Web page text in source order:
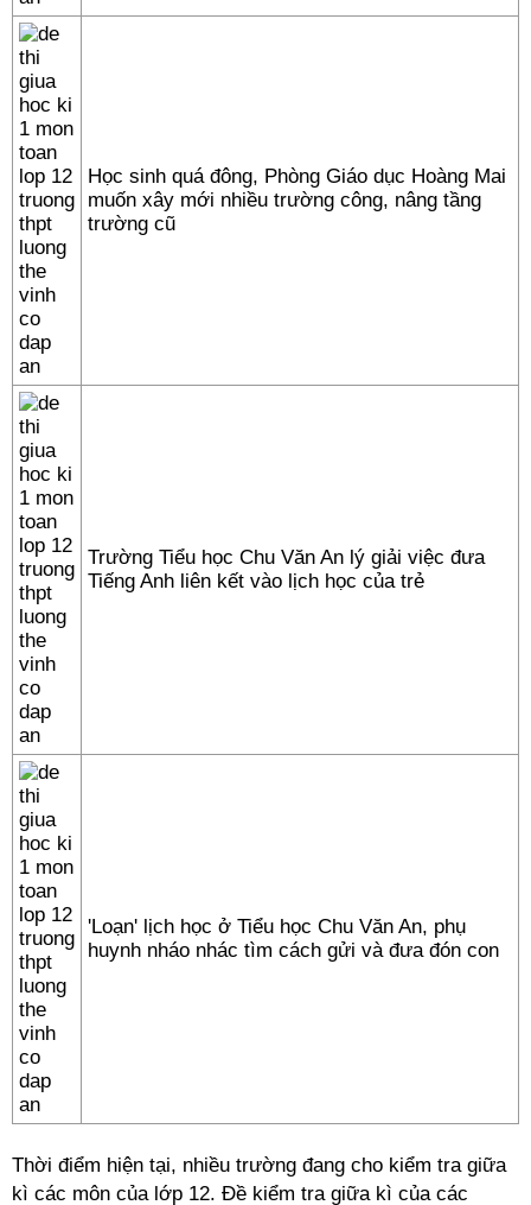
Học sinh quá đông, Phòng Giáo dục Hoàng Mai
muốn xây mới nhiều trường công, nâng tầng
trường cũ
Trường Tiểu học Chu Văn An lý giải việc đưa
Tiếng Anh liên kết vào lịch học của trẻ
'Loạn' lịch học ở Tiểu học Chu Văn An, phụ
huynh nháo nhác tìm cách gửi và đưa đón con
Thời điểm hiện tại, nhiều trường đang cho kiểm tra giữa
kì các môn của lớp 12. Đề kiểm tra giữa kì của các